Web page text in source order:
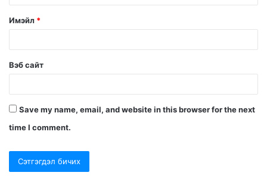
Имэйл *
Вэб сайт
Save my name, email, and website in this browser for the next
time I comment.